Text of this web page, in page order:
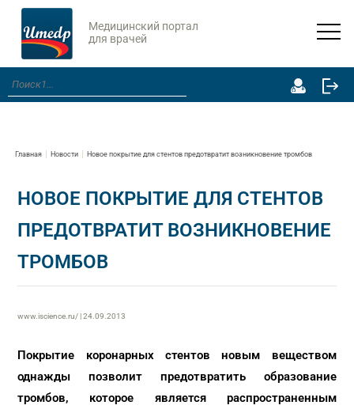
Медицинский портал
для врачей
Главная Новости Новое покрытие для стентов предотвратит возникновение тромбов
НОВОЕ ПОКРЫТИЕ ДЛЯ СТЕНТОВ
ПРЕДОТВРАТИТ ВОЗНИКНОВЕНИЕ
ТРОМБОВ
www.iscience.ru/ | 24.09.2013
Покрытие коронарных стентов новым веществом
однажды позволит предотвратить образование
тромбов, которое является распространенным